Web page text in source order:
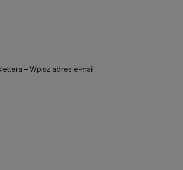
– Wpisz adres e-mail